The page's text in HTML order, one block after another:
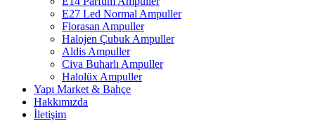
E27 Led Normal Ampuller
Florasan Ampuller
Halojen Çubuk Ampuller
Aldis Ampuller
Civa Buharlı Ampuller
Halolüx Ampuller
Yapı Market & Bahçe
Hakkımızda
İletişim